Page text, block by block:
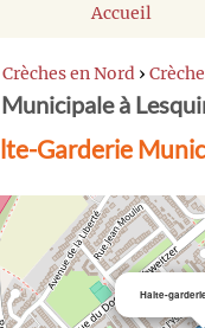
Accueil
Crèches en Nord ›
à
Garderie
Halte-